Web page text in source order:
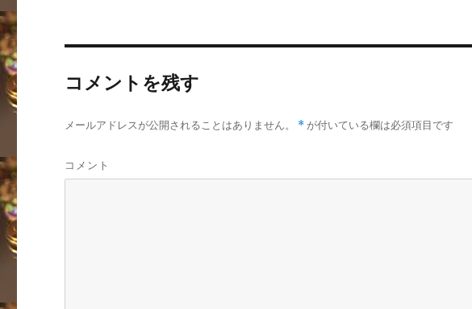
コメントを残す
メールアドレスが公開されることはありません。 * が付いている欄は必須項目です
コメント